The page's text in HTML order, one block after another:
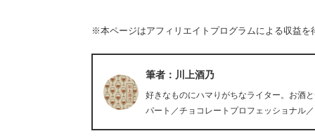
※本ページはアフィリエイトプログラムによる収益を
筆者：川上酒乃
好きなものにハマりがちなライター。お酒
パート／チョコレートプロフェッショナル